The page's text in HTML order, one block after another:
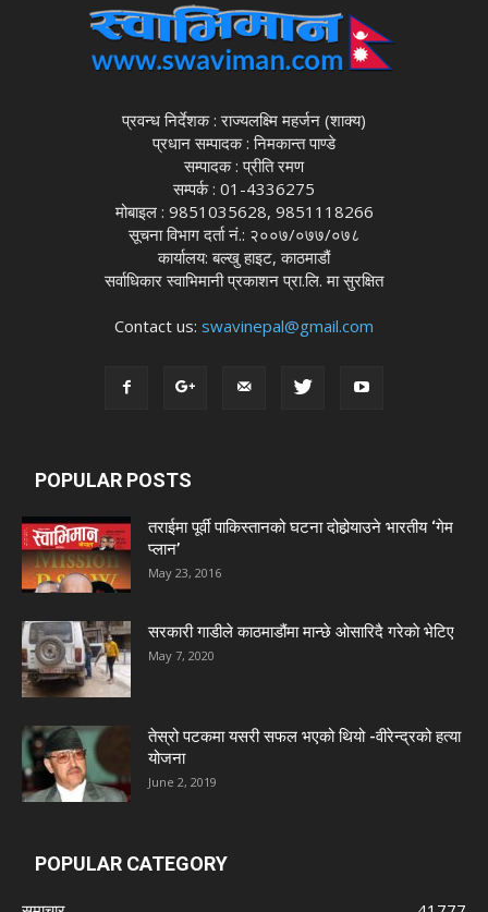
प्रवन्ध निर्देशक : राज्यलक्ष्मि महर्जन (शाक्य)
प्रधान सम्पादक : निमकान्त पाण्डे
सम्पादक : प्रीति रमण
सम्पर्क : 01-4336275
मोबाइल : 9851035628, 9851118266
सूचना विभाग दर्ता नं.: २००७/०७७/०७८
कार्यालय: बल्खु हाइट, काठमाडौं
सर्वाधिकार स्वाभिमानी प्रकाशन प्रा.लि. मा सुरक्षित
Contact us: swavinepal@gmail.com
POPULAR POSTS
तराईमा पूर्वी पाकिस्तानको घटना दोहोर्‍याउने भारतीय ‘गेम
प्लान’
May 23, 2016
सरकारी गाडीले काठमाडौंमा मान्छे ओसारिदै गरेकाे भेटिए
May 7, 2020
तेस्रो पटकमा यसरी सफल भएको थियो -वीरेन्द्रको हत्या
योजना
June 2, 2019
POPULAR CATEGORY